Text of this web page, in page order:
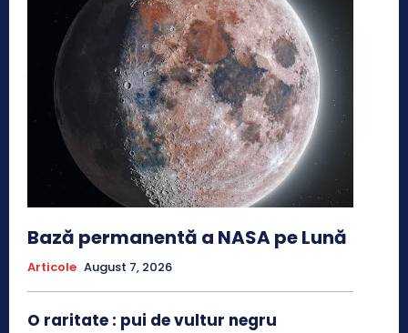
Bază permanentă a NASA pe Lună
Articole August 7, 2026
O raritate : pui de vultur negru